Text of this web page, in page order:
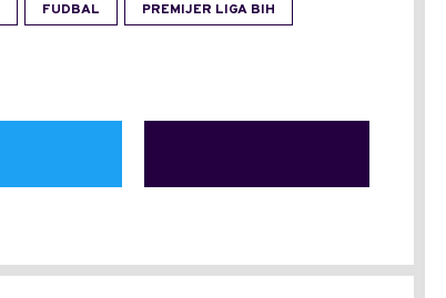
FUDBAL PREMIJER LIGA BIH